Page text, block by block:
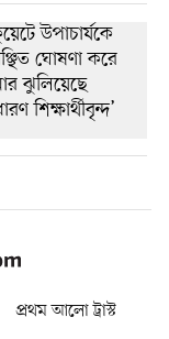
প্রথম আলো ট্রাস্ট